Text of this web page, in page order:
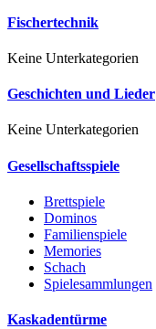
Fischertechnik
Keine Unterkategorien
Geschichten und Lieder
Keine Unterkategorien
Gesellschaftsspiele
Brettspiele
Dominos
Familienspiele
Memories
Schach
Spielesammlungen
Kaskadentürme